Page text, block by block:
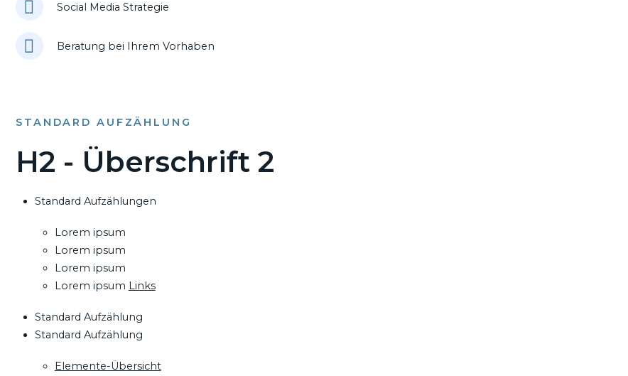
Social Media Strategie
Beratung bei Ihrem Vorhaben
STANDARD AUFZÄHLUNG
H2 - Überschrift 2
Standard Aufzählungen
Lorem ipsum
Lorem ipsum
Lorem ipsum
Lorem ipsum Links
Standard Aufzählung
Standard Aufzählung
Elemente-Übersicht